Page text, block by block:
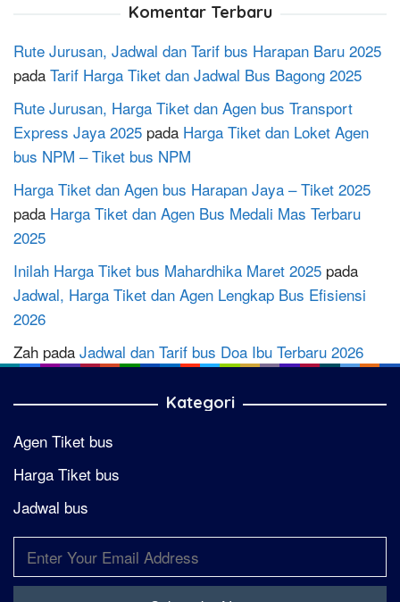
Komentar Terbaru
Rute Jurusan, Jadwal dan Tarif bus Harapan Baru 2025
pada Tarif Harga Tiket dan Jadwal Bus Bagong 2025
Rute Jurusan, Harga Tiket dan Agen bus Transport
Express Jaya 2025 pada Harga Tiket dan Loket Agen
bus NPM – Tiket bus NPM
Harga Tiket dan Agen bus Harapan Jaya – Tiket 2025
pada Harga Tiket dan Agen Bus Medali Mas Terbaru
2025
Inilah Harga Tiket bus Mahardhika Maret 2025 pada
Jadwal, Harga Tiket dan Agen Lengkap Bus Efisiensi
2026
Zah pada Jadwal dan Tarif bus Doa Ibu Terbaru 2026
Kategori
Agen Tiket bus
Harga Tiket bus
Jadwal bus